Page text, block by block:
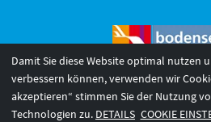
© 2026 Internationale Bodensee
Damit Sie diese Website optimal nutzen
verbessern können, verwenden wir
akzeptieren“ stimmen Sie der Nutzung
Technologien zu. DETAILS COOKIE